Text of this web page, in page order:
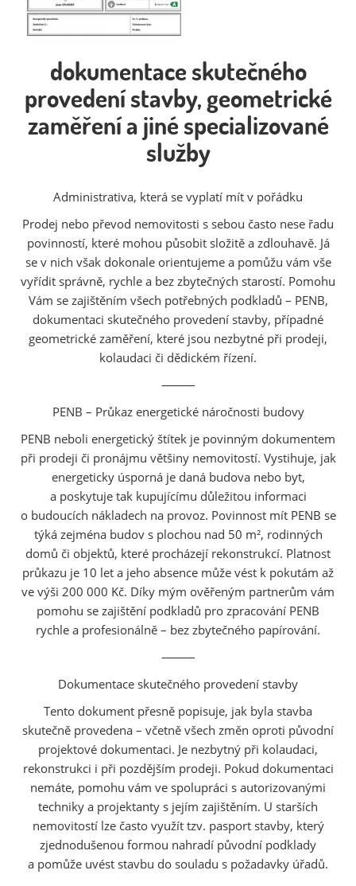
dokumentace skutečného
provedení stavby, geometrické
zaměření a jiné specializované
služby
Administrativa, která se vyplatí mít v pořádku
Prodej nebo převod nemovitosti s sebou často nese řadu
povinností, které mohou působit složitě a zdlouhavě. Já
se v nich však dokonale orientujeme a pomůžu vám vše
vyřídit správně, rychle a bez zbytečných starostí. Pomohu
Vám se zajištěním všech potřebných podkladů – PENB,
dokumentaci skutečného provedení stavby, případné
geometrické zaměření, které jsou nezbytné při prodeji,
kolaudaci či dědickém řízení.
⸻
PENB – Průkaz energetické náročnosti budovy
PENB neboli energetický štítek je povinným dokumentem
při prodeji či pronájmu většiny nemovitostí. Vystihuje, jak
energeticky úsporná je daná budova nebo byt,
a poskytuje tak kupujícímu důležitou informaci
o budoucích nákladech na provoz. Povinnost mít PENB se
týká zejména budov s plochou nad 50 m², rodinných
domů či objektů, které procházejí rekonstrukcí. Platnost
průkazu je 10 let a jeho absence může vést k pokutám až
ve výši 200 000 Kč. Díky mým ověřeným partnerům vám
pomohu se zajištění podkladů pro zpracování PENB
rychle a profesionálně – bez zbytečného papírování.
⸻
Dokumentace skutečného provedení stavby
Tento dokument přesně popisuje, jak byla stavba
skutečně provedena – včetně všech změn oproti původní
projektové dokumentaci. Je nezbytný při kolaudaci,
rekonstrukci i při pozdějším prodeji. Pokud dokumentaci
nemáte, pomohu vám ve spolupráci s autorizovanými
techniky a projektanty s jejím zajištěním. U starších
nemovitostí lze často využít tzv. pasport stavby, který
zjednodušenou formou nahradí původní podklady
a pomůže uvést stavbu do souladu s požadavky úřadů.